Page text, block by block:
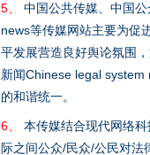
5、
中国公共传媒、中国
news等传媒网站主要为促
平发展营造良好舆论氛围
新闻Chinese legal system
的和谐统一。
6、
本传媒结合现代网络
际之间公众/民众/公民对法
完善运行机制助力责